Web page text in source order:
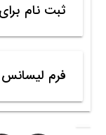
ثبت نام
فرم لیسانس